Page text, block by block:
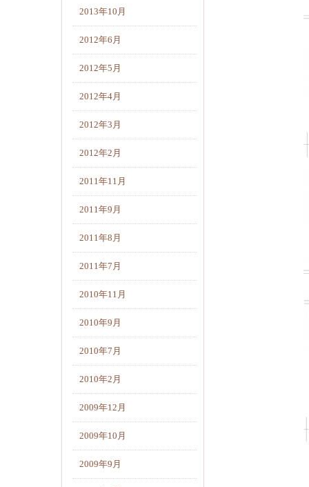
2013年10月
2012年6月
2012年5月
2012年4月
2012年3月
2012年2月
2011年11月
2011年9月
2011年8月
2011年7月
2010年11月
2010年9月
2010年7月
2010年2月
2009年12月
2009年10月
2009年9月